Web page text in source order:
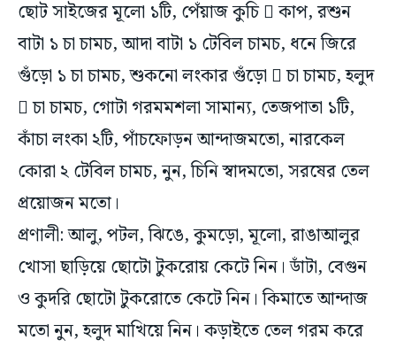
ছোট সাইজের মূলো ১টি, পেঁয়াজ কুচি  কাপ, রশুন
বাটা ১ চা চামচ, আদা বাটা ১ টেবিল চামচ, ধনে জিরে
গুঁড়ো ১ চা চামচ, শুকনো লংকার গুঁড়ো  চা চামচ, হলুদ
 চা চামচ, গোটা গরমমশলা সামান্য, তেজপাতা ১টি,
কাঁচা লংকা ২টি, পাঁচফোড়ন আন্দাজমতো, নারকেল
কোরা ২ টেবিল চামচ, নুন, চিনি স্বাদমতো, সরষের তেল
প্রয়োজন মতো।
প্রণালী: আলু, পটল, ঝিঙে, কুমড়ো, মূলো, রাঙাআলুর
খোসা ছাড়িয়ে ছোটো টুকরোয় কেটে নিন। ডাঁটা, বেগুন
ও কুদরি ছোটো টুকরোতে কেটে নিন। কিমাতে আন্দাজ
মতো নুন, হলুদ মাখিয়ে নিন। কড়াইতে তেল গরম করে